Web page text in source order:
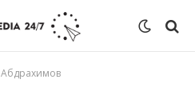
Абдрахимов